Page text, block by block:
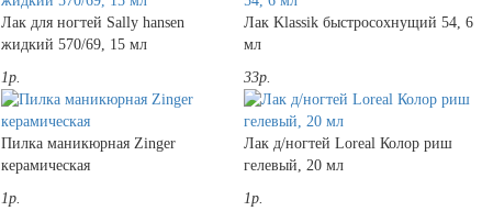
Лак для ногтей Sally hansen
жидкий 570/69, 15 мл
1р.
Лак Klassik быстросохнущий 54, 6
мл
33р.
Пилка маникюрная Zinger
керамическая
1р.
Лак д/ногтей Loreal Колор риш
гелевый, 20 мл
1р.